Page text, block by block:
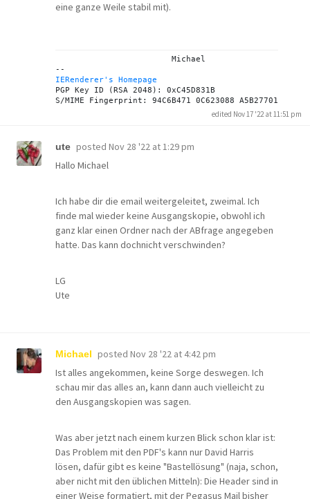
eine ganze Weile stabil mit).
IERenderer's Homepage
PGP Key ID (RSA 2048): 0xC45D831B
edited Nov 17 '22 at 11:51 pm
ute posted Nov 28 '22 at 1:29 pm
Hallo Michael
Ich habe dir die email weitergeleitet, zweimal. Ich
finde mal wieder keine Ausgangskopie, obwohl ich
ganz klar einen Ordner nach der ABfrage angegeben
hatte. Das kann dochnicht verschwinden?
LG
Ute
Michael posted Nov 28 '22 at 4:42 pm
Ist alles angekommen, keine Sorge deswegen. Ich
schau mir das alles an, kann dann auch vielleicht zu
den Ausgangskopien was sagen.
Was aber jetzt nach einem kurzen Blick schon klar ist:
Das Problem mit den PDF's kann nur David Harris
lösen, dafür gibt es keine "Bastellösung" (naja, schon,
aber nicht mit den üblichen Mitteln): Die Header sind in
einer Weise formatiert, mit der Pegasus Mail bisher